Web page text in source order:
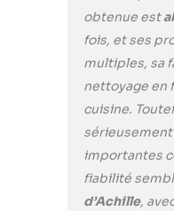
obtenue est
fois, et ses
multiples, sa
nettoyage en
cuisine.
importantes
fiabilité
d’Achille,